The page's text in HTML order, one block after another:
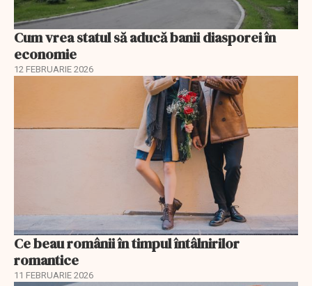
Cum vrea statul să aducă banii diasporei în
economie
12 FEBRUARIE 2026
Ce beau românii în timpul întâlnirilor
romantice
11 FEBRUARIE 2026